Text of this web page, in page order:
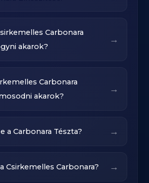
Carbonara
akarok?
→
Carbonara
akarok?
→
a Carbonara Tészta? →
Csirkemelles Carbonara? →